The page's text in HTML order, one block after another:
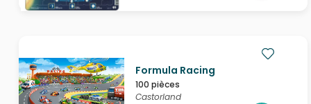
Formula Racing
100 pièces
Castorland